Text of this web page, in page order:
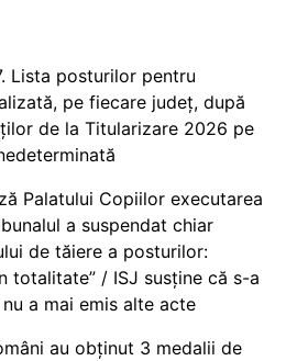
Lista posturilor pentru
pe fiecare județ, după
de la Titularizare 2026 pe
Palatului Copiilor executarea
a suspendat chiar
de tăiere a posturilor:
totalitate” / ISJ susține că s-a
a mai emis alte acte
au obținut 3 medalii de